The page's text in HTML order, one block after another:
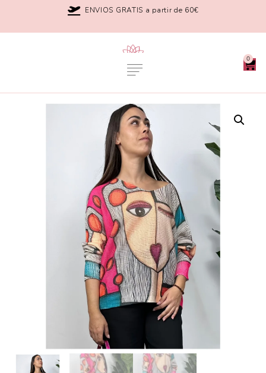
ENVIOS GRATIS a partir de 60€
0